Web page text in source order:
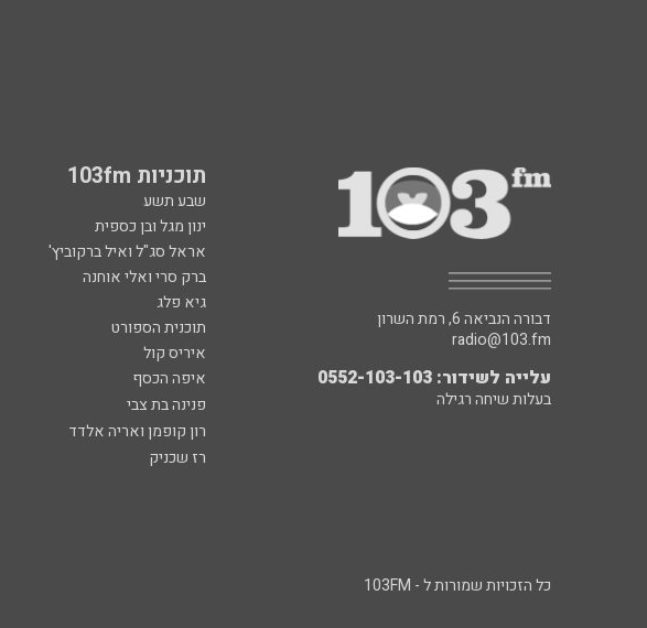
תוכניות 103fm
שבע תשע
ינון מגל ובן כספית
אראל סג"ל ואיל ברקוביץ'
ברק סרי ואלי אוחנה
גיא פלג
תוכנית הספורט
איריס קול
איפה הכסף
פנינה בת צבי
רון קופמן ואריה אלדד
רז שכניק
דבורה הנביאה 6, רמת השרון
radio@103.fm
עלייה לשידור: 0552-103-103
בעלות שיחה רגילה
כל הזכויות שמורות ל - 103FM